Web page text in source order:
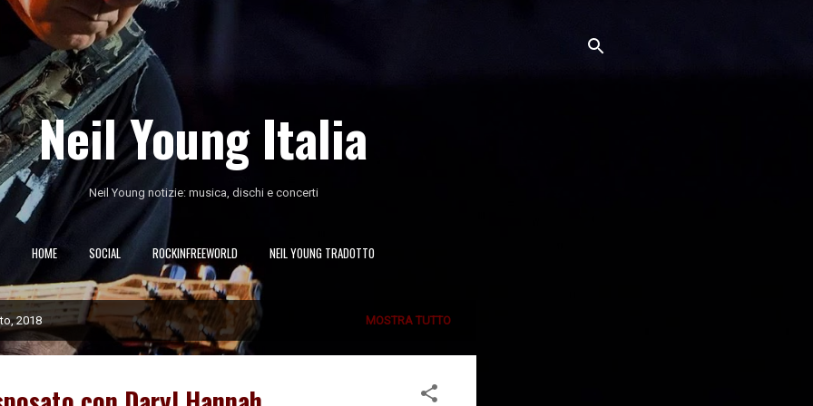
Passa ai contenuti principali
Neil Young Italia
Neil Young notizie: musica, dischi e concerti
HOME SOCIAL ROCKINFREEWORLD NEIL YOUNG TRADOTTO
2018 MOSTRA TUTTO